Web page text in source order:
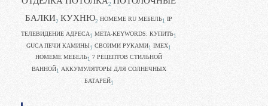
2
БАЛКИ2 КУХНЮ2 HOMEME RU МЕБЕЛЬ1 IP
ТЕЛЕВИДЕНИЕ АДРЕСА 1 META-KEYWORDS: КУПИТЬ1
GUCA ПЕЧИ КАМИНЫ1 CВОИМИ РУКАМИ1 IMEX1
HOMEME МЕБЕЛЬ1 7 РЕЦЕПТОВ СТИЛЬНОЙ
ВАННОЙ1 АККУМУЛЯТОРЫ ДЛЯ СОЛНЕЧНЫХ
БАТАРЕЙ1